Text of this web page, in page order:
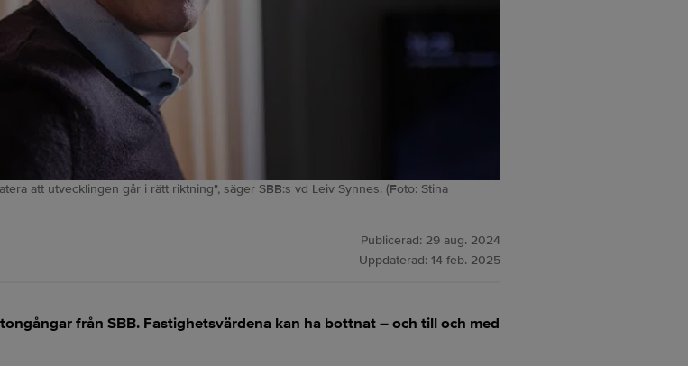
att utvecklingen går i rätt riktning", säger SBB:s vd Leiv Synnes. (Foto: Stina
Publicerad: 29 aug. 2024
Uppdaterad: 14 feb. 2025
från SBB. Fastighetsvärdena kan ha bottnat – och till och med